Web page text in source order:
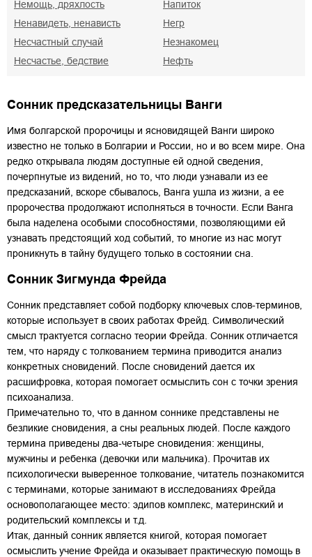
Немощь, дряхлость
Ненавидеть, ненависть
Несчастный случай
Несчастье, бедствие
Напиток
Негр
Незнакомец
Нефть
Сонник предсказательницы Ванги
Имя болгарской пророчицы и ясновидящей Ванги широко
известно не только в Болгарии и России, но и во всем мире. Она
редко открывала людям доступные ей одной сведения,
почерпнутые из видений, но то, что люди узнавали из ее
предсказаний, вскоре сбывалось, Ванга ушла из жизни, а ее
пророчества продолжают исполняться в точности. Если Ванга
была наделена особыми способностями, позволяющими ей
узнавать предстоящий ход событий, то многие из нас могут
проникнуть в тайну будущего только в состоянии сна.
Сонник Зигмунда Фрейда
Сонник представляет собой подборку ключевых слов-терминов,
которые использует в своих работах Фрейд. Cимволический
смысл трактуется согласно теории Фрейда. Сонник отличается
тем, что наряду с толкованием термина приводится анализ
конкретных сновидений. После сновидений дается их
расшифровка, которая помогает осмыслить сон с точки зрения
психоанализа.
Примечательно то, что в данном соннике представлены не
безликие сновидения, а сны реальных людей. После каждого
термина приведены два-четыре сновидения: женщины,
мужчины и ребенка (девочки или мальчика). Прочитав их
психологически выверенное толкование, читатель познакомится
с терминами, которые занимают в исследованиях Фрейда
основополагающее место: эдипов комплекс, материнский и
родительский комплексы и т.д.
Итак, данный сонник является книгой, которая помогает
осмыслить учение Фрейда и оказывает практическую помощь в